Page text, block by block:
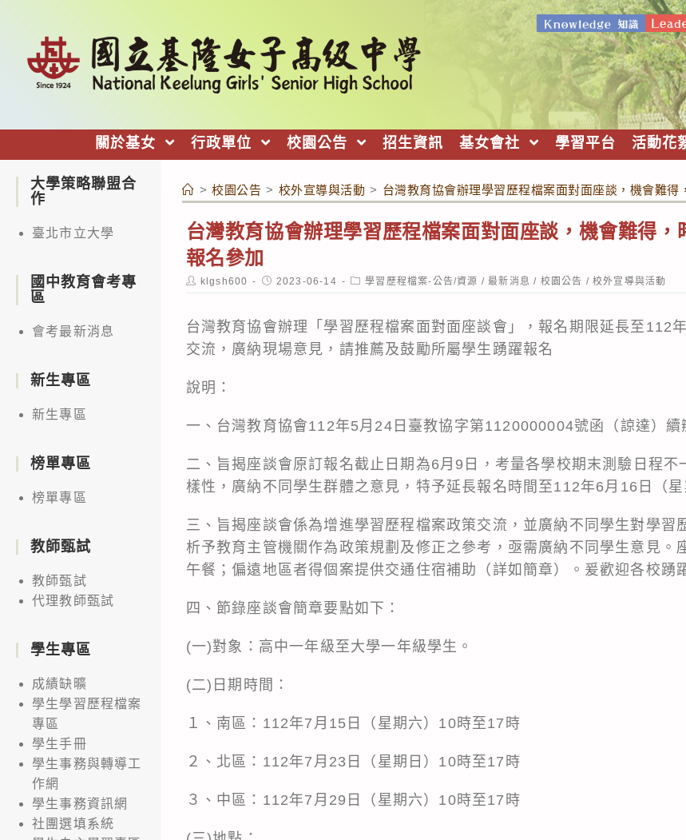
關於基女 行政單位 校園公告 招生資訊 基女會社 學習平台 活動花
> 校園公告 > 校外宣導與活動 > 台灣教育協會辦理學習歷程檔案面對面座談，機會難得
台灣教育協會辦理學習歷程檔案面對面座談，機會難得，
報名參加
Post
author:
klgsh600
Post
published:
2023-06-14
Post
category:
學習歷程檔案-公告/資源 / 最新消息 / 校園公告 / 校外宣導與活動
台灣教育協會辦理「學習歷程檔案面對面座談會」，報名期限延長至112
交流，廣納現場意見，請推薦及鼓勵所屬學生踴躍報名
說明：
一、台灣教育協會112年5月24日臺教協字第1120000004號函（諒達）續
二、旨揭座談會原訂報名截止日期為6月9日，考量各學校期末測驗日程不
樣性，廣納不同學生群體之意見，特予延長報名時間至112年6月16日（星
三、旨揭座談會係為增進學習歷程檔案政策交流，並廣納不同學生對學習
析予教育主管機關作為政策規劃及修正之參考，亟需廣納不同學生意見。
午餐；偏遠地區者得個案提供交通住宿補助（詳如簡章）。爰歡迎各校踴
四、節錄座談會簡章要點如下：
(一)對象：高中一年級至大學一年級學生。
(二)日期時間：
１、南區：112年7月15日（星期六）10時至17時
２、北區：112年7月23日（星期日）10時至17時
３、中區：112年7月29日（星期六）10時至17時
大學策略聯盟合
作
臺北市立大學
國中教育會考專
區
會考最新消息
新生專區
新生專區
榜單專區
榜單專區
教師甄試
教師甄試
代理教師甄試
學生專區
成績缺曠
學生學習歷程檔案
專區
學生手冊
學生事務與轉導工
作網
學生事務資訊網
社團選填系統